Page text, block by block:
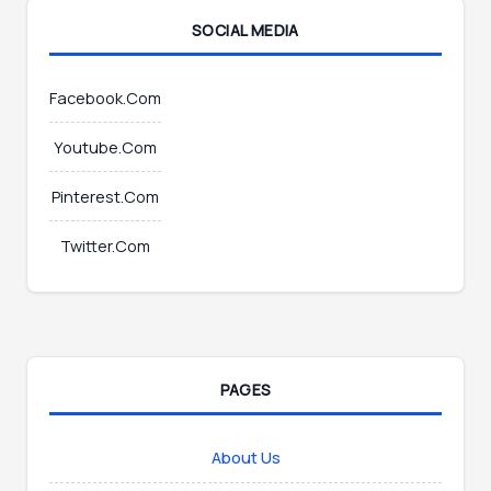
a
i
SOCIAL MEDIA
Facebook.Com
Youtube.Com
Pinterest.Com
Twitter.Com
PAGES
About Us